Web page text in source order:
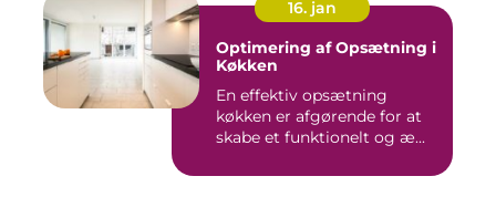
16. jan
Optimering af Opsætning i
Køkken
En effektiv opsætning
køkken er afgørende for at
skabe et funktionelt og æ...